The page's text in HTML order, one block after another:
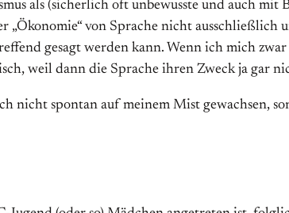
als (sicherlich oft unbewusste und auch
„Ökonomie“ von Sprache nicht ausschließlich
gesagt werden kann. Wenn ich mich
weil dann die Sprache ihren Zweck ja gar
nicht spontan auf meinem Mist gewachsen,